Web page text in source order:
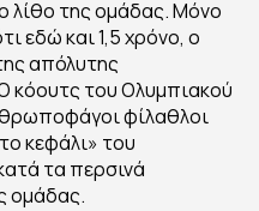
λίθο της ομάδας. Μόνο
εδώ και 1,5 χρόνο, ο
απόλυτης
κόουτς του Ολυμπιακού
φίλαθλοι
κεφάλι» του
τα περσινά
ομάδας.